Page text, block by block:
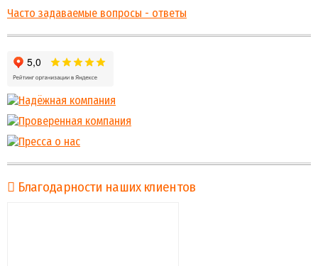
Часто задаваемые вопросы - ответы
Благодарности наших клиентов